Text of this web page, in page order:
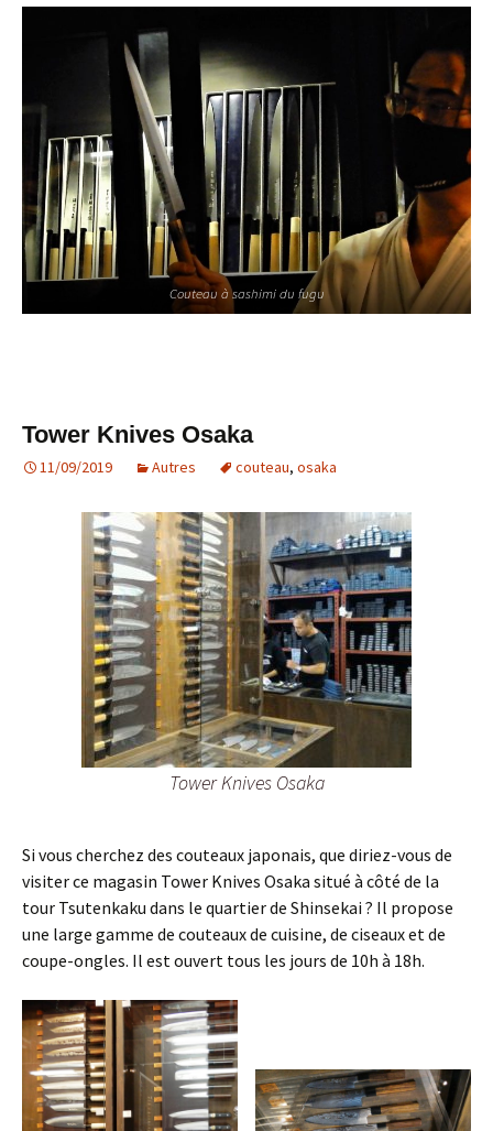
Couteau à sashimi du fugu
Tower Knives Osaka
11/09/2019 Autres couteau, osaka
Tower Knives Osaka
Si vous cherchez des couteaux japonais, que diriez-vous de
visiter ce magasin Tower Knives Osaka situé à côté de la
tour Tsutenkaku dans le quartier de Shinsekai ? Il propose
une large gamme de couteaux de cuisine, de ciseaux et de
coupe-ongles. Il est ouvert tous les jours de 10h à 18h.